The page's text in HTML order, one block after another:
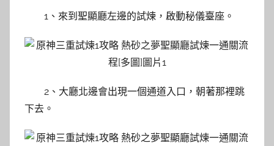
1、來到聖顯廳左邊的試煉，啟動秘儀臺座。
2、大廳北邊會出現一個通道入口，朝著那裡跳
下去。